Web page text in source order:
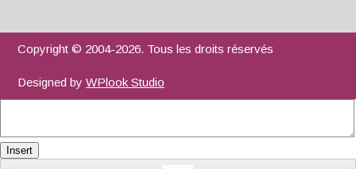
Copyright © 2004-2026. Tous les droits réservés
Designed byWPlook Studio
Insert